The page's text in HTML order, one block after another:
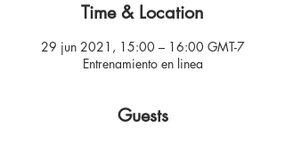
Time & Location
29 jun 2021, 15:00 – 16:00 GMT-7
Entrenamiento en linea
Guests